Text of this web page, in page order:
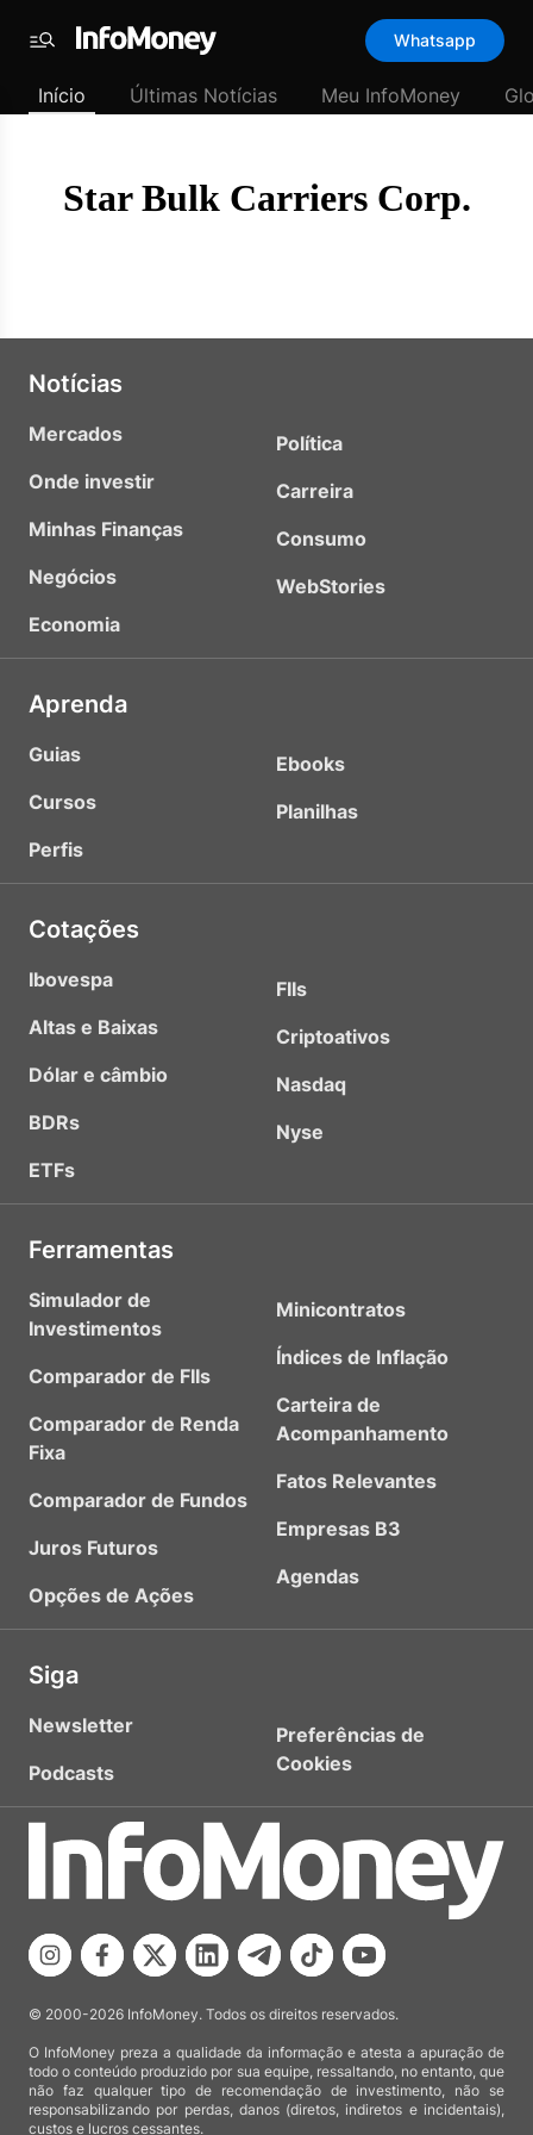
padrão
Últimas
InfoMoney
Menu
Whatsapp
Início Últimas Notícias Meu InfoMoney
Star Bulk Carriers Corp.
Notícias
Mercados
Onde investir
Minhas Finanças
Negócios
Economia
Política
Carreira
Consumo
WebStories
Aprenda
Guias
Cursos
Perfis
Ebooks
Planilhas
Cotações
Ibovespa
Altas e Baixas
Dólar e câmbio
BDRs
ETFs
FIIs
Criptoativos
Nasdaq
Nyse
Ferramentas
Simulador de
Investimentos
Comparador de FIIs
Comparador de Renda
Fixa
Comparador de Fundos
Juros Futuros
Opções de Ações
Minicontratos
Índices de Inflação
Carteira de
Acompanhamento
Fatos Relevantes
Empresas B3
Agendas
Siga
Newsletter
Podcasts
Preferências de
Cookies
© 2000-2026 InfoMoney. Todos os direitos reservados.
O InfoMoney preza a qualidade da informação e atesta a apuração de
todo o conteúdo produzido por sua equipe, ressaltando, no entanto, que
não faz qualquer tipo de recomendação de investimento, não se
responsabilizando por perdas, danos (diretos, indiretos e incidentais),
custos e lucros cessantes.